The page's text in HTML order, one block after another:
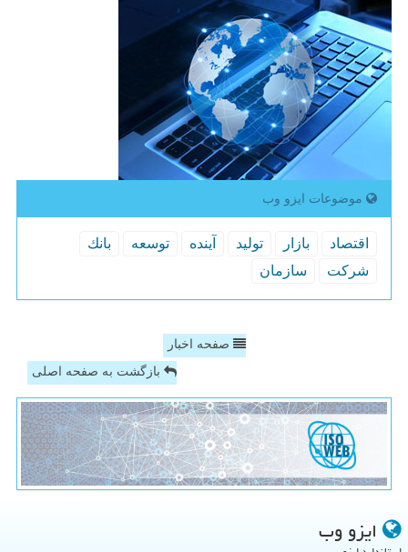
موضوعات ایزو وب
اقتصاد بازار تولید آینده توسعه
بانك
شركت
سازمان
صفحه اخبار
بازگشت به صفحه اصلی
ایزو وب